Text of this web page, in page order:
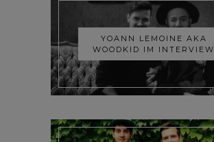
YOANN LEMOINE AKA
WOODKID IM INTERVIEW